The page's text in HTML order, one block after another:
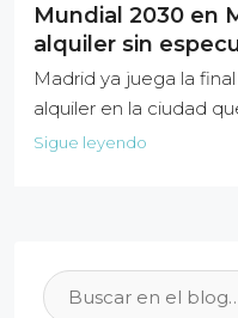
Mundial 2030 en
alquiler sin
Madrid ya juega la
alquiler en la ciudad
Sigue leyendo